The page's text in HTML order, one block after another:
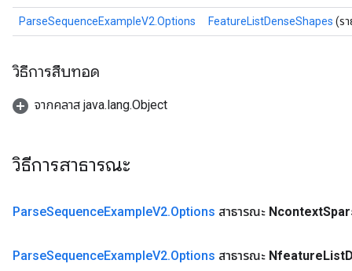
ParseSequenceExampleV2.Options FeatureListDenseShapes (ร
วิธีการสืบทอด
จากคลาส java.lang.Object
วิธีการสาธารณะ
ParseSequenceExampleV2.Options สาธารณะ Ncontext
ParseSequenceExampleV2.Options สาธารณะ NfeatureList